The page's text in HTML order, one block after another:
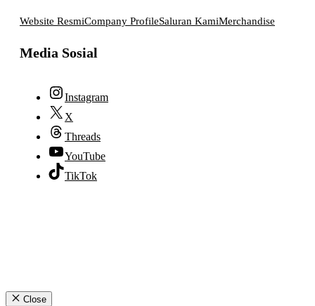
Website ResmiCompany ProfileSaluran KamiMerchandise
Media Sosial
Instagram
X
Threads
YouTube
TikTok
Close